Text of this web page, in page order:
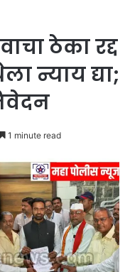
ठेका रद्द
न्याय द्या;
1 minute read